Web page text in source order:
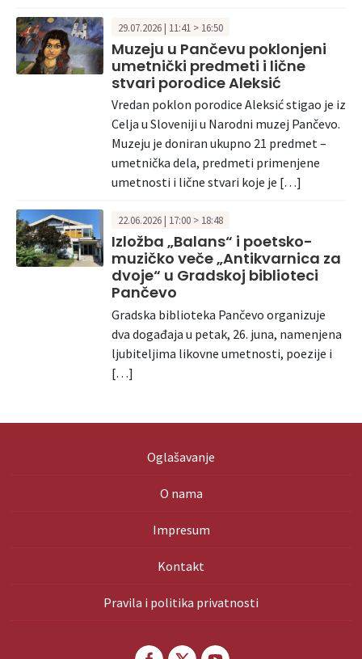
29.07.2026 | 11:41 > 16:50
Muzeju u Pančevu poklonjeni
umetnički predmeti i lične
stvari porodice Aleksić
Vredan poklon porodice Aleksić stigao je iz
Celja u Sloveniji u Narodni muzej Pančevo.
Muzeju je doniran ukupno 21 predmet –
umetnička dela, predmeti primenjene
umetnosti i lične stvari koje je […]
22.06.2026 | 17:00 > 18:48
Izložba „Balans“ i poetsko-
muzičko veče „Antikvarnica za
dvoje“ u Gradskoj biblioteci
Pančevo
Gradska biblioteka Pančevo organizuje
dva događaja u petak, 26. juna, namenjena
ljubiteljima likovne umetnosti, poezije i
[…]
Oglašavanje
O nama
Impresum
Kontakt
Pravila i politika privatnosti